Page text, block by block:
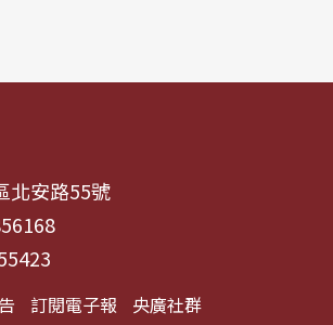
北安路55號
訂閱電子報 央廣社群